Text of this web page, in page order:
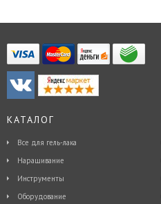
КАТАЛОГ
Все для гель-лака
Наращивание
Инструменты
Оборудование